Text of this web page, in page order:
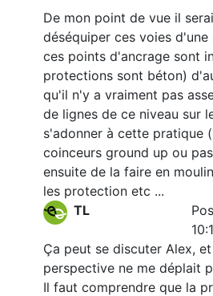
De mon point de vue il
déséquiper ces voies
ces points d'ancrage sont
protections sont béton)
qu'il n'y a vraiment pas
de lignes de ce niveau sur
s'adonner à cette pratique
coinceurs ground up ou
ensuite de la faire en
les protection etc ...
TL
Ça peut se discuter Alex,
perspective ne me déplait
Il faut comprendre que la